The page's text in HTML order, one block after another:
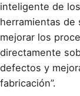
inteligente de
herramientas de
mejorar los
directamente
defectos y
fabricación”.